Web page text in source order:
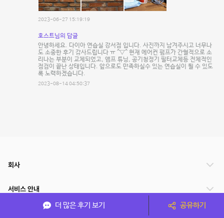
2023-06-27 15:19:19
호스트님의 답글
안녕하세요. 다이아 연습실 강서점 입니다. 사진까지 남겨주시고 너무나
도 소중한 후기 감사드립니다 ㅠ ^▽^ 현재 에어컨 펌프가 간혈적으로 소
리나는 부분이 교체되었고, 앰프 튜닝, 공기청정기 필터교체등 전체적인
점검이 끝난 상태입니다. 앞으로도 만족하실수 있는 연습실이 될 수 있도
록 노력하겠습니다.
2023-08-14 04:50:37
더 많은 후기 보기 공유하기
회사
서비스 안내